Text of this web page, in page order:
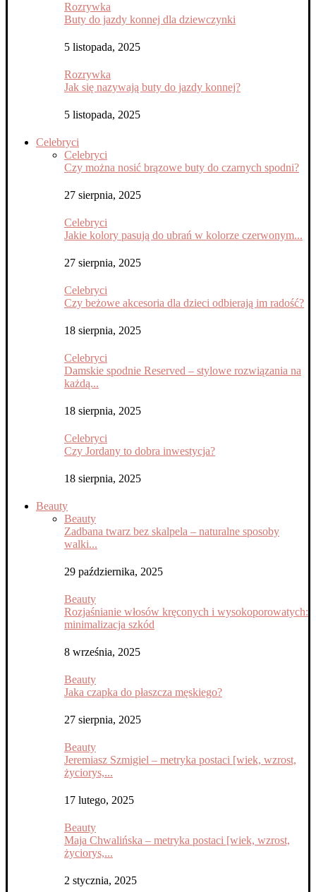
Rozrywka
Buty do jazdy konnej dla dziewczynki
5 listopada, 2025
Rozrywka
Jak się nazywają buty do jazdy konnej?
5 listopada, 2025
Celebryci
Celebryci
Czy można nosić brązowe buty do czarnych spodni?
27 sierpnia, 2025
Celebryci
Jakie kolory pasują do ubrań w kolorze czerwonym...
27 sierpnia, 2025
Celebryci
Czy beżowe akcesoria dla dzieci odbierają im radość?
18 sierpnia, 2025
Celebryci
Damskie spodnie Reserved – stylowe rozwiązania na
każdą...
18 sierpnia, 2025
Celebryci
Czy Jordany to dobra inwestycja?
18 sierpnia, 2025
Beauty
Beauty
Zadbana twarz bez skalpela – naturalne sposoby
walki...
29 października, 2025
Beauty
Rozjaśnianie włosów kręconych i wysokoporowatych:
minimalizacja szkód
8 września, 2025
Beauty
Jaka czapka do płaszcza męskiego?
27 sierpnia, 2025
Beauty
Jeremiasz Szmigiel – metryka postaci [wiek, wzrost,
życiorys,...
17 lutego, 2025
Beauty
Maja Chwalińska – metryka postaci [wiek, wzrost,
życiorys,...
2 stycznia, 2025